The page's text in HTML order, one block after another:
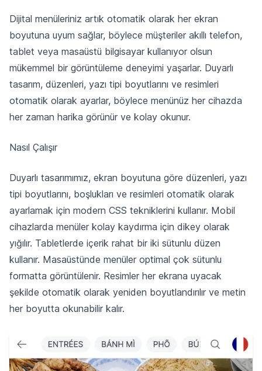
Dijital menüleriniz artık otomatik olarak her ekran
boyutuna uyum sağlar, böylece müşteriler akıllı telefon,
tablet veya masaüstü bilgisayar kullanıyor olsun
mükemmel bir görüntüleme deneyimi yaşarlar. Duyarlı
tasarım, düzenleri, yazı tipi boyutlarını ve resimleri
otomatik olarak ayarlar, böylece menünüz her cihazda
her zaman harika görünür ve kolay okunur.
Nasıl Çalışır
Duyarlı tasarımımız, ekran boyutuna göre düzenleri, yazı
tipi boyutlarını, boşlukları ve resimleri otomatik olarak
ayarlamak için modern CSS tekniklerini kullanır. Mobil
cihazlarda menüler kolay kaydırma için dikey olarak
yığılır. Tabletlerde içerik rahat bir iki sütunlu düzen
kullanır. Masaüstünde menüler optimal çok sütunlu
formatta görüntülenir. Resimler her ekrana uyacak
şekilde otomatik olarak yeniden boyutlandırılır ve metin
her boyutta okunabilir kalır.